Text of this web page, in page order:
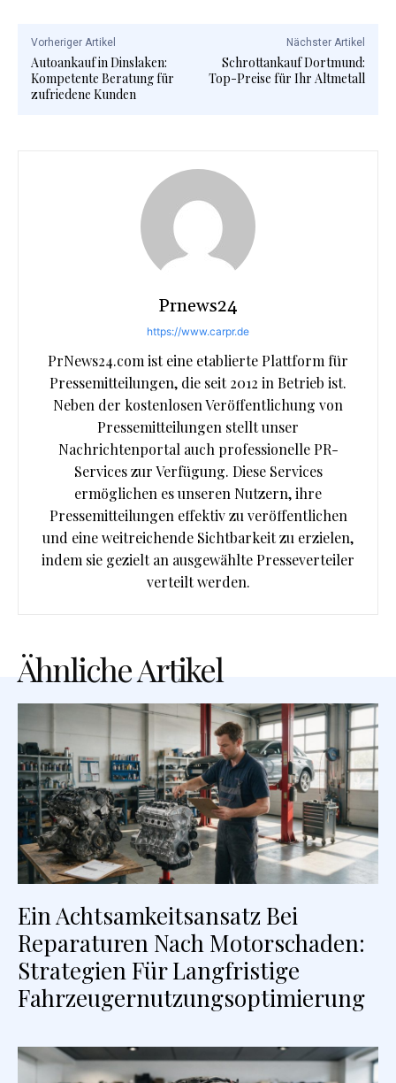
Vorheriger Artikel
Autoankauf in Dinslaken:
Kompetente Beratung für
zufriedene Kunden
Nächster Artikel
Schrottankauf Dortmund:
Top-Preise für Ihr Altmetall
Prnews24
https://www.carpr.de
PrNews24.com ist eine etablierte Plattform für
Pressemitteilungen, die seit 2012 in Betrieb ist.
Neben der kostenlosen Veröffentlichung von
Pressemitteilungen stellt unser
Nachrichtenportal auch professionelle PR-
Services zur Verfügung. Diese Services
ermöglichen es unseren Nutzern, ihre
Pressemitteilungen effektiv zu veröffentlichen
und eine weitreichende Sichtbarkeit zu erzielen,
indem sie gezielt an ausgewählte Presseverteiler
verteilt werden.
Ähnliche Artikel
Ein Achtsamkeitsansatz Bei
Reparaturen Nach Motorschaden:
Strategien Für Langfristige
Fahrzeugernutzungsoptimierung